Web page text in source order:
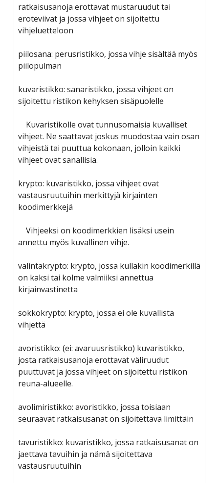
Vuosikokous 2017
Helsingin kirjamessut
Veikko Sonninen: Vaakasuoraan: Copyright (13 kirjainta)
Jussi Kokkonen: Satu leivättömän pöydän äärestä
menu
ERKKI A. JAUHIAINEN 1946-2018
HANNES TIIRA 1955-2019
PAAVO IISAKKI LUKKAROINEN 1930-2019
TUULI RAUVOLA 1949-2023
Yhdistyksen säännöt
Tietosuojaseloste
ratkaisusanoja erottavat mustaruudut tai
eroteviivat ja jossa vihjeet on sijoitettu
vihjeluetteloon
piilosana: perusristikko, jossa vihje sisältää myös
piilopulman
kuvaristikko: sanaristikko, jossa vihjeet on
sijoitettu ristikon kehyksen sisäpuolelle
Kuvaristikolle ovat tunnusomaisia kuvalliset
vihjeet. Ne saattavat joskus muodostaa vain osan
vihjeistä tai puuttua kokonaan, jolloin kaikki
vihjeet ovat sanallisia.
krypto: kuvaristikko, jossa vihjeet ovat
vastausruutuihin merkittyjä kirjainten
koodimerkkejä
Vihjeeksi on koodimerkkien lisäksi usein
annettu myös kuvallinen vihje.
valintakrypto: krypto, jossa kullakin koodimerkillä
on kaksi tai kolme valmiiksi annettua
kirjainvastinetta
sokkokrypto: krypto, jossa ei ole kuvallista
vihjettä
avoristikko: (ei: avaruusristikko) kuvaristikko,
josta ratkaisusanoja erottavat väliruudut
puuttuvat ja jossa vihjeet on sijoitettu ristikon
reuna-alueelle.
avolimiristikko: avoristikko, jossa toisiaan
seuraavat ratkaisusanat on sijoitettava limittäin
tavuristikko: kuvaristikko, jossa ratkaisusanat on
jaettava tavuihin ja nämä sijoitettava
vastausruutuihin